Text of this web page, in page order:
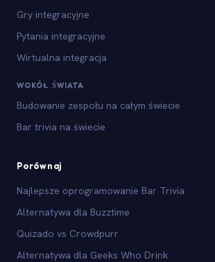
Gry integracyjne
Pytania integracyjne
Wirtualna integracja
WOKÓŁ ŚWIATA
Budowanie zespołu na całym świecie
Bar trivia na świecie
Porównaj
Najlepsze oprogramowanie Bar Trivia
Alternatywa dla Buzztime
Quizado vs Crowdpurr
Alternatywa dla Geeks Who Drink